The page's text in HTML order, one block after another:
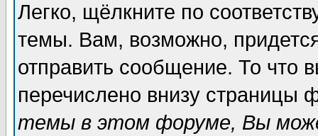
Легко, щёлкните по
темы. Вам, возможно,
отправить сообщение. То что
перечислено внизу страницы
темы в этом форуме, Вы